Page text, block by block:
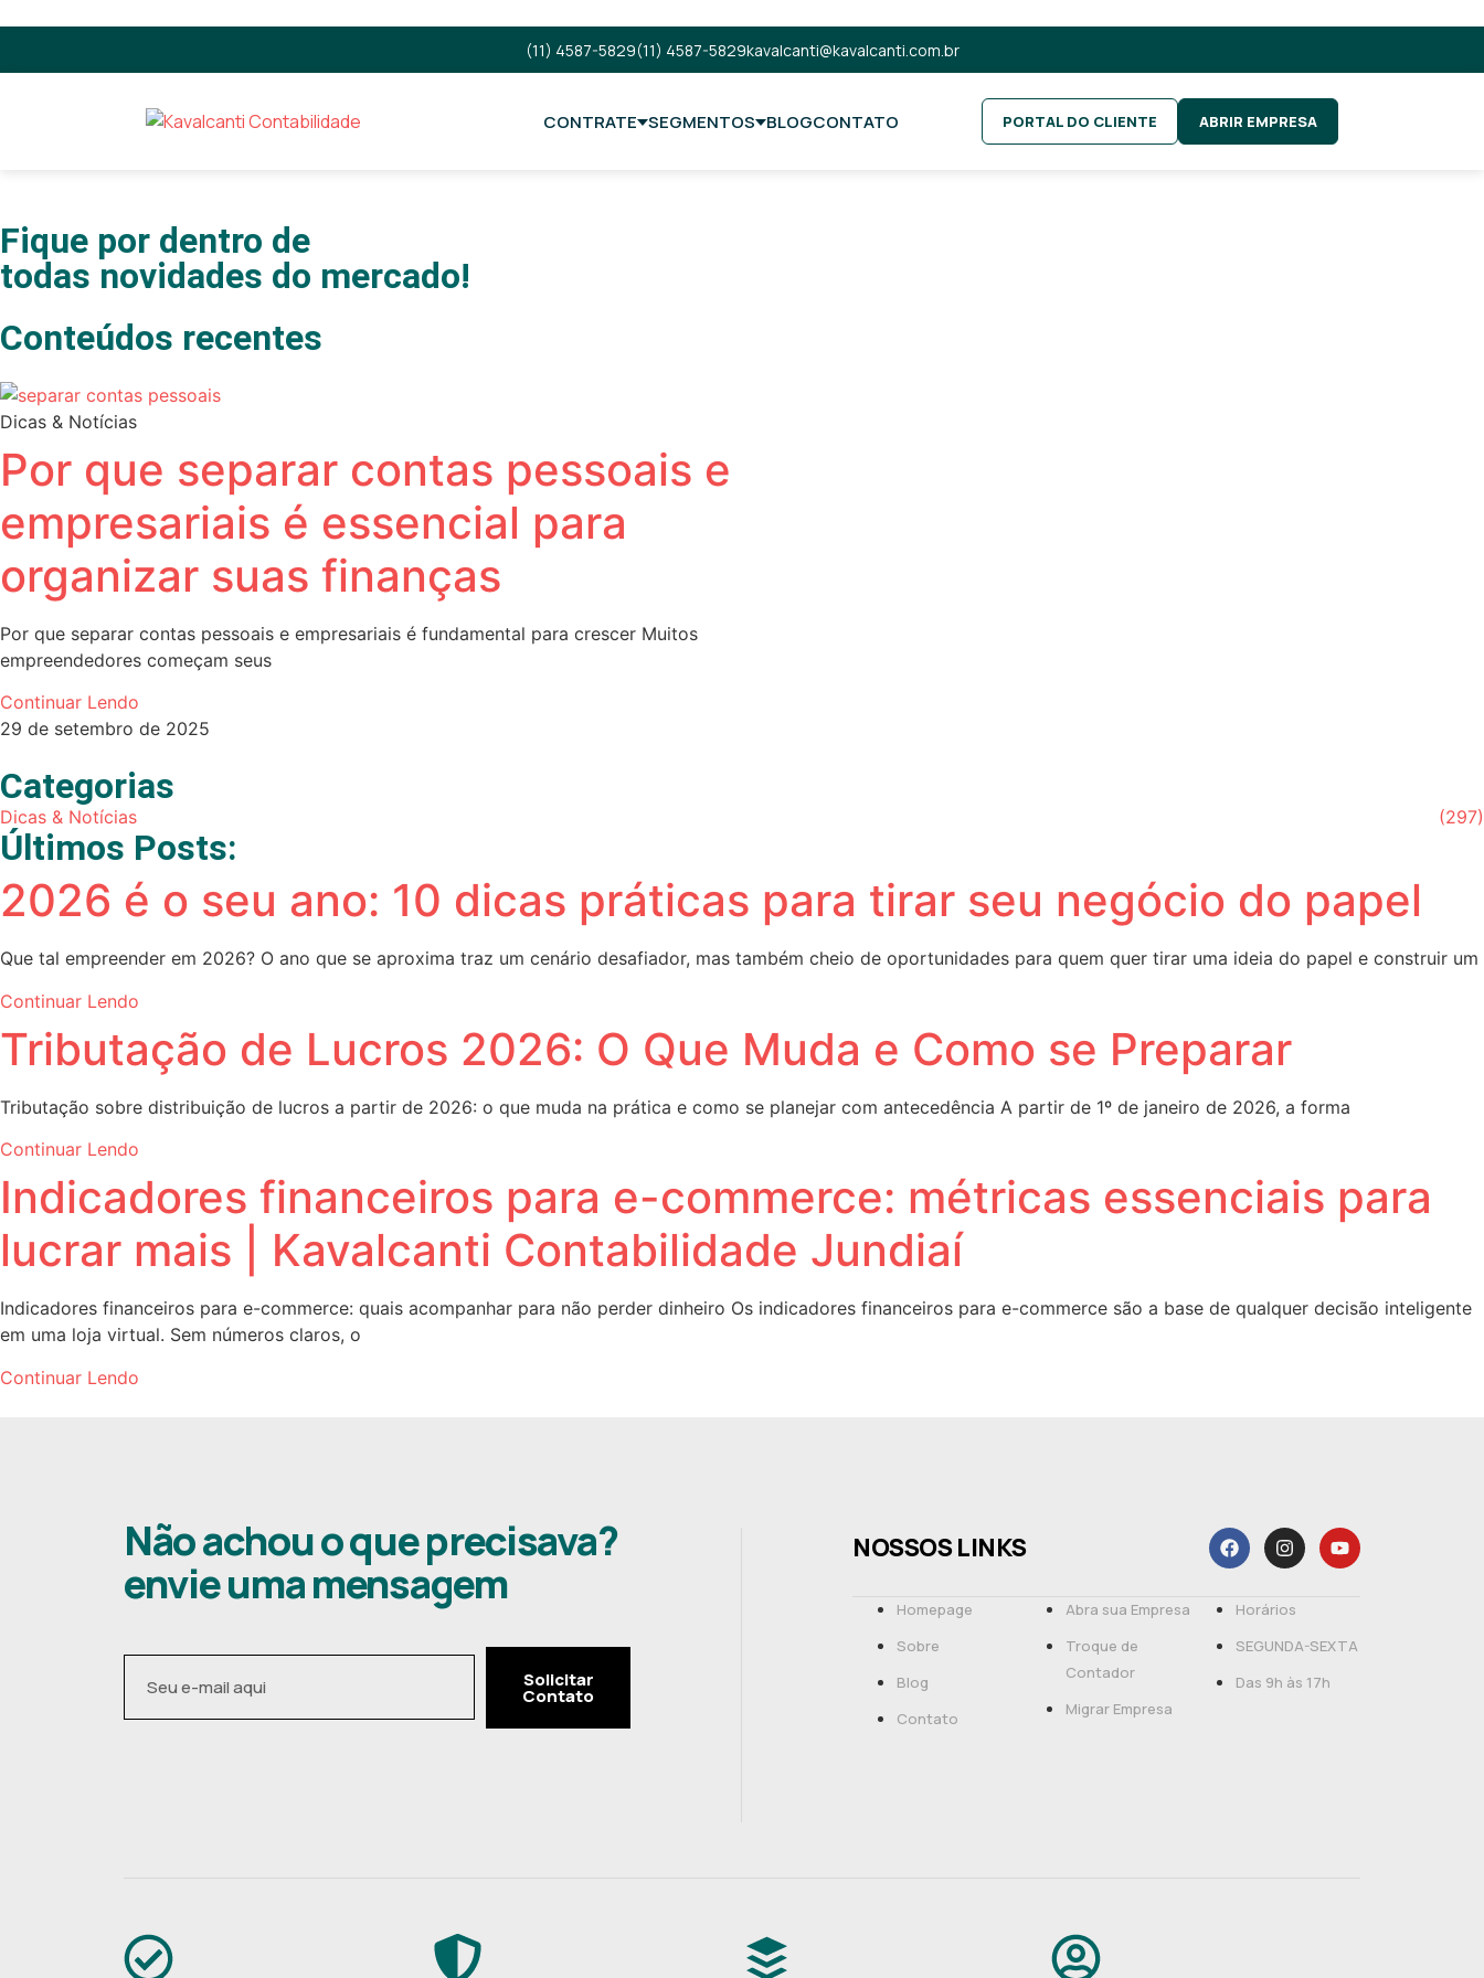
(11) 4587-5829(11) 4587-5829kavalcanti@kavalcanti.com.br
CONTRATE SEGMENTOS BLOGCONTATO PORTAL DO CLIENTE ABRIR EMPRESA
Fique por dentro de
todas novidades do mercado!
Conteúdos recentes
Dicas & Notícias
Por que separar contas pessoais e
empresariais é essencial para
organizar suas finanças
Por que separar contas pessoais e empresariais é fundamental para crescer Muitos
empreendedores começam seus
Continuar Lendo
29 de setembro de 2025
Categorias
Dicas & Notícias (297)
Últimos Posts:
2026 é o seu ano: 10 dicas práticas para tirar seu negócio do papel
Que tal empreender em 2026? O ano que se aproxima traz um cenário desafiador, mas também cheio de oportunidades para quem quer tirar uma ideia do papel e construir um
Continuar Lendo
Tributação de Lucros 2026: O Que Muda e Como se Preparar
Tributação sobre distribuição de lucros a partir de 2026: o que muda na prática e como se planejar com antecedência A partir de 1º de janeiro de 2026, a forma
Continuar Lendo
Indicadores financeiros para e-commerce: métricas essenciais para
lucrar mais | Kavalcanti Contabilidade Jundiaí
Indicadores financeiros para e-commerce: quais acompanhar para não perder dinheiro Os indicadores financeiros para e-commerce são a base de qualquer decisão inteligente
em uma loja virtual. Sem números claros, o
Continuar Lendo
Não achou o que precisava?
envie uma mensagem
Solicitar
Contato
NOSSOS LINKS
Homepage
Sobre
Blog
Contato
Abra sua Empresa
Troque de
Contador
Migrar Empresa
Horários
SEGUNDA-SEXTA
Das 9h às 17h